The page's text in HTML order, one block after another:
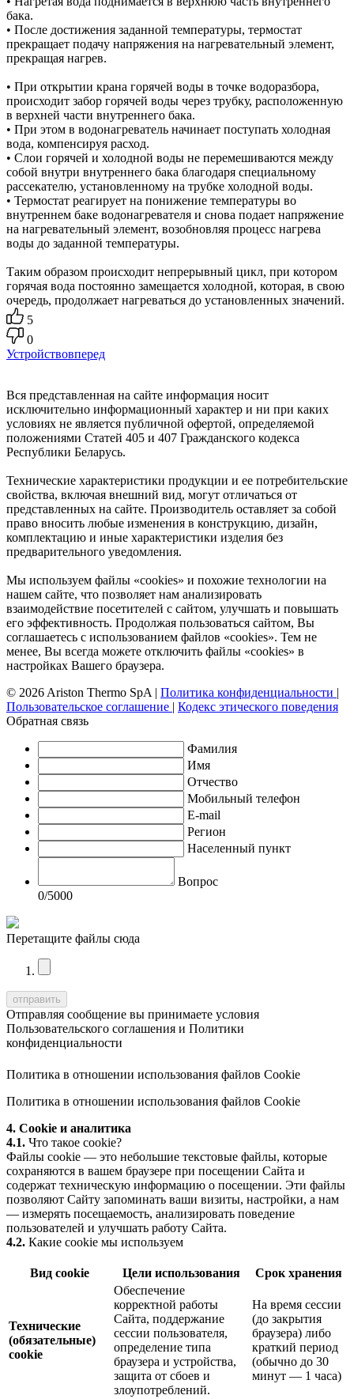
бака.
• После достижения заданной температуры, термостат
прекращает подачу напряжения на нагревательный элемент,
прекращая нагрев.
• При открытии крана горячей воды в точке водоразбора,
происходит забор горячей воды через трубку, расположенную
в верхней части внутреннего бака.
• При этом в водонагреватель начинает поступать холодная
вода, компенсируя расход.
• Слои горячей и холодной воды не перемешиваются между
собой внутри внутреннего бака благодаря специальному
рассекателю, установленному на трубке холодной воды.
• Термостат реагирует на понижение температуры во
внутреннем баке водонагревателя и снова подает напряжение
на нагревательный элемент, возобновляя процесс нагрева
воды до заданной температуры.
Таким образом происходит непрерывный цикл, при котором
горячая вода постоянно замещается холодной, которая, в свою
очередь, продолжает нагреваться до установленных значений.
5
0
Устройствовперед
Вся представленная на сайте информация носит
исключительно информационный характер и ни при каких
условиях не является публичной офертой, определяемой
положениями Статей 405 и 407 Гражданского кодекса
Республики Беларусь.
Технические характеристики продукции и ее потребительские
свойства, включая внешний вид, могут отличаться от
представленных на сайте. Производитель оставляет за собой
право вносить любые изменения в конструкцию, дизайн,
комплектацию и иные характеристики изделия без
предварительного уведомления.
Мы используем файлы «cookies» и похожие технологии на
нашем сайте, что позволяет нам анализировать
взаимодействие посетителей с сайтом, улучшать и повышать
его эффективность. Продолжая пользоваться сайтом, Вы
соглашаетесь с использованием файлов «cookies». Тем не
менее, Вы всегда можете отключить файлы «cookies» в
настройках Вашего браузера.
© 2026 Ariston Thermo SpA | Политика конфиденциальности |
Пользовательское соглашение | Кодекс этического поведения
Обратная связь
Фамилия
Имя
Отчество
Мобильный телефон
E-mail
Регион
Населенный пункт
Вопрос
0/5000
Перетащите файлы сюда
Отправляя сообщение вы принимаете условия
Пользовательского соглашения и Политики
конфиденциальности
Политика в отношении использования файлов Cookie
Политика в отношении использования файлов Cookie
4. Cookie и аналитика
4.1. Что такое cookie?
Файлы cookie — это небольшие текстовые файлы, которые
сохраняются в вашем браузере при посещении Сайта и
содержат техническую информацию о посещении. Эти файлы
позволяют Сайту запоминать ваши визиты, настройки, а нам
— измерять посещаемость, анализировать поведение
пользователей и улучшать работу Сайта.
4.2. Какие cookie мы используем
Вид cookie Цели использования Срок хранения
Технические
(обязательные)
cookie
Обеспечение
корректной работы
Сайта, поддержание
сессии пользователя,
определение типа
браузера и устройства,
защита от сбоев и
злоупотреблений.
На время сессии
(до закрытия
браузера) либо
краткий период
(обычно до 30
минут — 1 часа)